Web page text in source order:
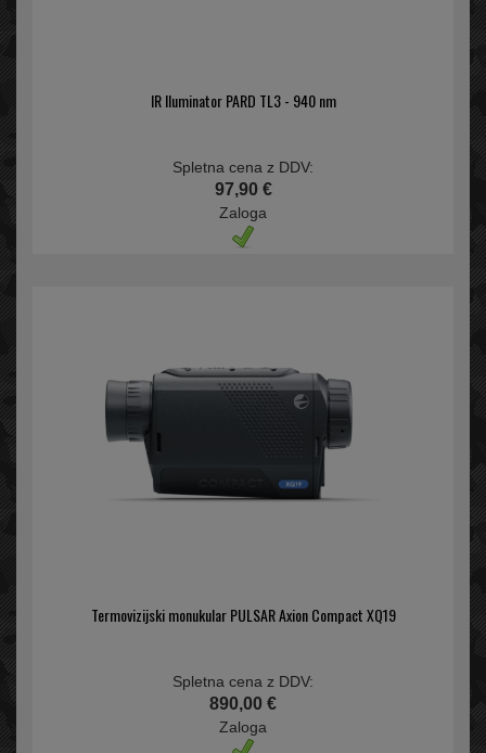
IR Iluminator PARD TL3 - 940 nm
Spletna cena z DDV:
97,90 €
Zaloga
Termovizijski monukular PULSAR Axion Compact XQ19
Spletna cena z DDV:
890,00 €
Zaloga